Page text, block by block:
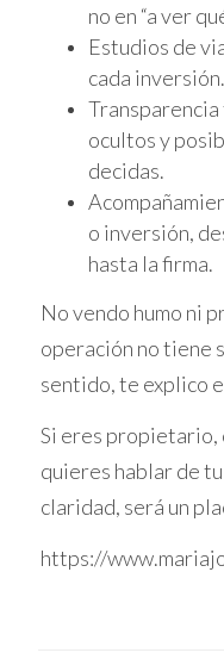
Més enllà dels
la seva rica
entorn on els
fonamentals. Les
liderades per la
brinden una
culturals,
esdeveniments
la vida familiar.
L'educació, un
diversitat. Des de
institucions
els pares tenen
assegurar
no en “a ver
Estudios de
cada inversión.
ocultos y
decidas.
o inversión,
hasta la firma.
No vendo humo ni
operación no tiene
sentido, te explico
Si eres propietario,
quieres hablar de
claridad, será un
https://